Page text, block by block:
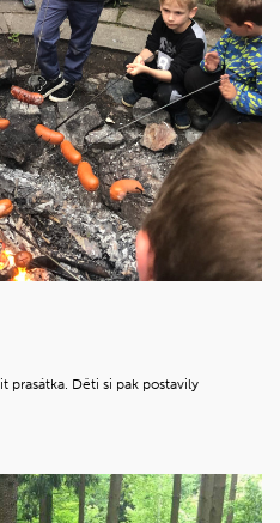
prasátka. Děti si pak postavily